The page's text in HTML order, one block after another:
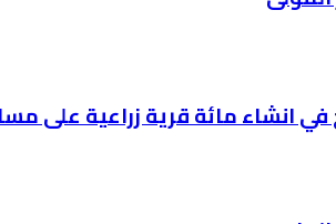
مائة قرية زراعية على مساحة 50 الف فدان في